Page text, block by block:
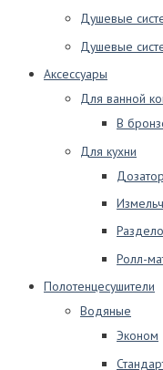
Душевые
Душевые
Аксессуары
Для ванной
В
Для кухни
Ролл-
Полотенцесушители
Водяные
Эконом